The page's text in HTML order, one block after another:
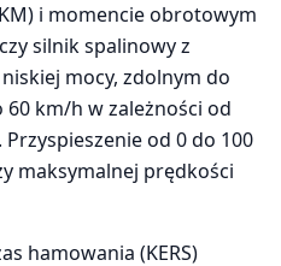
i momencie obrotowym
silnik spalinowy z
mocy, zdolnym do
60 km/h w zależności od
od 0 do 100
maksymalnej prędkości
hamowania (KERS)